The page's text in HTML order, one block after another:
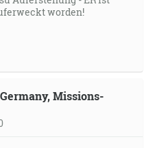
worden!
Missions-